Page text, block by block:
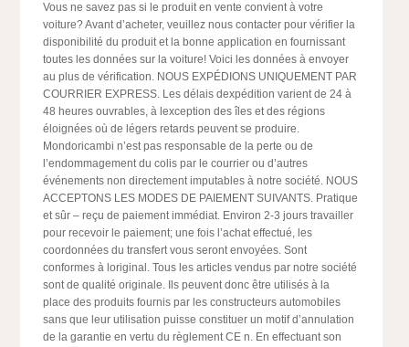
Vous ne savez pas si le produit en vente convient à votre
voiture? Avant d’acheter, veuillez nous contacter pour vérifier la
disponibilité du produit et la bonne application en fournissant
toutes les données sur la voiture! Voici les données à envoyer
au plus de vérification. NOUS EXPÉDIONS UNIQUEMENT PAR
COURRIER EXPRESS. Les délais dexpédition varient de 24 à
48 heures ouvrables, à lexception des îles et des régions
éloignées où de légers retards peuvent se produire.
Mondoricambi n’est pas responsable de la perte ou de
l’endommagement du colis par le courrier ou d’autres
événements non directement imputables à notre société. NOUS
ACCEPTONS LES MODES DE PAIEMENT SUIVANTS. Pratique
et sûr – reçu de paiement immédiat. Environ 2-3 jours travailler
pour recevoir le paiement; une fois l’achat effectué, les
coordonnées du transfert vous seront envoyées. Sont
conformes à loriginal. Tous les articles vendus par notre société
sont de qualité originale. Ils peuvent donc être utilisés à la
place des produits fournis par les constructeurs automobiles
sans que leur utilisation puisse constituer un motif d’annulation
de la garantie en vertu du règlement CE n. En effectuant son